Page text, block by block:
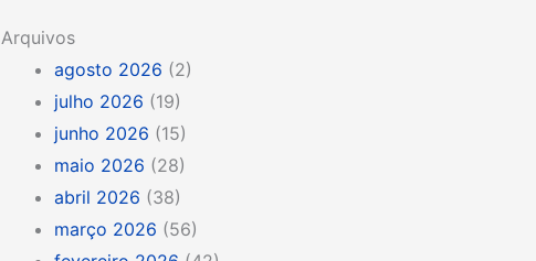
Arquivos
agosto 2026 (2)
julho 2026 (19)
junho 2026 (15)
maio 2026 (28)
abril 2026 (38)
março 2026 (56)